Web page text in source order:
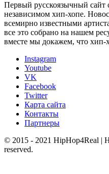
Первый русскоязычный сайт
независимом хип-хопе.
всемирно известными
все это собрано на нашем
вместе мы докажем, что хип-
Instagram
Youtube
VK
Facebook
Twitter
Карта сайта
Контакты
Партнеры
© 2015 - 2021 HipHop4Real |
reserved.